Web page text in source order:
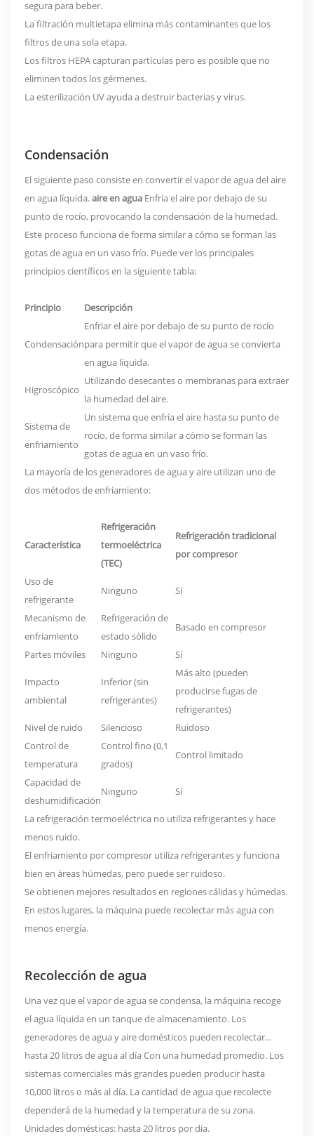
segura para beber.
La filtración multietapa elimina más contaminantes que los
filtros de una sola etapa.
Los filtros HEPA capturan partículas pero es posible que no
eliminen todos los gérmenes.
La esterilización UV ayuda a destruir bacterias y virus.
Condensación
El siguiente paso consiste en convertir el vapor de agua del aire
en agua líquida.aire en agua Enfría el aire por debajo de su
punto de rocío, provocando la condensación de la humedad.
Este proceso funciona de forma similar a cómo se forman las
gotas de agua en un vaso frío. Puede ver los principales
principios científicos en la siguiente tabla:
Principio Descripción
Condensación
Enfriar el aire por debajo de su punto de rocío
para permitir que el vapor de agua se convierta
en agua líquida.
Higroscópico
Utilizando desecantes o membranas para extraer
la humedad del aire.
Sistema de
enfriamiento
Un sistema que enfría el aire hasta su punto de
rocío, de forma similar a cómo se forman las
gotas de agua en un vaso frío.
La mayoría de los generadores de agua y aire utilizan uno de
dos métodos de enfriamiento:
Característica
Refrigeración
termoeléctrica
(TEC)
Refrigeración tradicional
por compresor
Uso de
refrigerante
Ninguno Sí
Mecanismo de
enfriamiento
Refrigeración de
estado sólido
Basado en compresor
Partes móviles Ninguno Sí
Impacto
ambiental
Inferior (sin
refrigerantes)
Más alto (pueden
producirse fugas de
refrigerantes)
Nivel de ruido
Silencioso
Ruidoso
Control de
temperatura
Control fino (0,1
grados)
Control limitado
Capacidad de
deshumidificación
Ninguno Sí
La refrigeración termoeléctrica no utiliza refrigerantes y hace
menos ruido.
El enfriamiento por compresor utiliza refrigerantes y funciona
bien en áreas húmedas, pero puede ser ruidoso.
Se obtienen mejores resultados en regiones cálidas y húmedas.
En estos lugares, la máquina puede recolectar más agua con
menos energía.
Recolección de agua
Una vez que el vapor de agua se condensa, la máquina recoge
el agua líquida en un tanque de almacenamiento. Los
generadores de agua y aire domésticos pueden recolectar...
hasta 20 litros de agua al díaCon una humedad promedio. Los
sistemas comerciales más grandes pueden producir hasta
10,000 litros o más al día. La cantidad de agua que recolecte
dependerá de la humedad y la temperatura de su zona.
Unidades domésticas: hasta 20 litros por día.